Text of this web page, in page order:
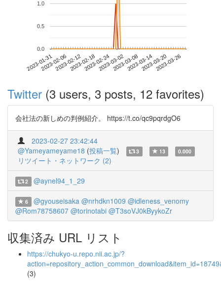
2023-01-312023-02-062023-02-122023-02-182023-02-242023-03-022023-03-082023-03-142023-03-202023-03-26
0.0
0.5
1.0
Twitter (3 users, 3 posts, 12 favorites)
会社法の新しめの判例紹介。 https://t.co/qc9pqrdgO6
2023-02-27 23:42:44
@Yameyameyame18 (投稿一覧) 3 13 0.000
リツイート・ネットワーク (2)
2 @aynel94_1_29
6 @gyouseisaka @nrhdkn1009 @idleness_venomy
@Rom78758607 @torinotabi @T3soVJ0kByykoZr
収集済み URL リスト
https://chukyo-u.repo.nii.ac.jp/?
(3)